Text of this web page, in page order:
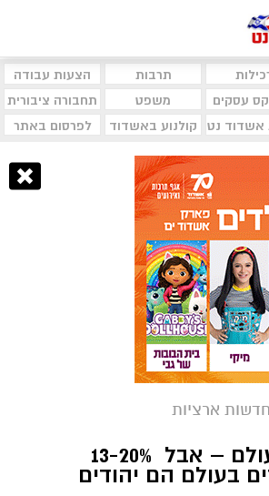
תרבות
הצעות עבודה
עסקים משפט
תחבורה ציבורית
אשדוד נט קולנוע באשדוד לפרסום באתר
חדשות ארציות
רק 0.2% מהעולם – אבל 13-20%
בעולם הם יהודים